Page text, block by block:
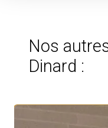
Nos
Dinard :